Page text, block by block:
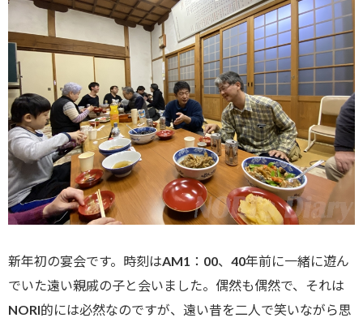
新年初の宴会です。時刻はAM1：00、40年前に一緒に遊ん
でいた遠い親戚の子と会いました。偶然も偶然で、それは
NORI的には必然なのですが、遠い昔を二人で笑いながら思